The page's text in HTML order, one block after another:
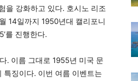
을 강화하고 있다. 호시노 리조
14일까지 1950년대 캘리포니
를 진행한다.
. 이름 그대로 1955년 미국 문
징이다. 이번 여름 이벤트는